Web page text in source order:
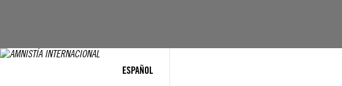
ESPAÑOL